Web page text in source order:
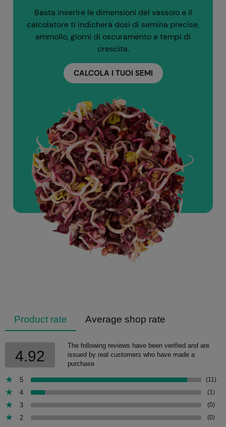
Basta inserire le dimensioni del vassoio e il
calcolatore ti indicherà dosi di semina precise,
ammollo, giorni di oscuramento e tempi di
crescita.
CALCOLA I TUOI SEMI
Product rate Average shop rate
4.92
The following reviews have been verified and are
issued by real customers who have made a
purchase
5 (11)
4 (1)
3 (0)
2 (0)